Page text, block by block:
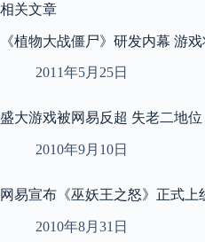
相关文章
《植物大战僵尸》研发内幕 游
2011年5月25日
盛大游戏被网易反超 失老二地位
2010年9月10日
网易宣布《巫妖王之怒》正式上
2010年8月31日